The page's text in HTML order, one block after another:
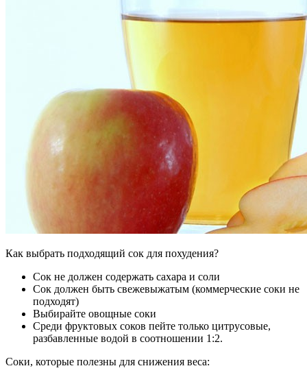
Как выбрать подходящий сок для похудения?
Сок не должен содержать сахара и соли
Сок должен быть свежевыжатым (коммерческие соки не
подходят)
Выбирайте овощные соки
Среди фруктовых соков пейте только цитрусовые,
разбавленные водой в соотношении 1:2.
Соки, которые полезны для снижения веса: